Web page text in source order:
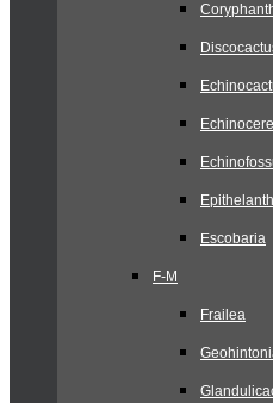
Escobaria
F-M
Frailea